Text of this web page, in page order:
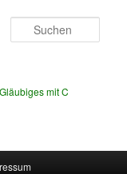
mit C